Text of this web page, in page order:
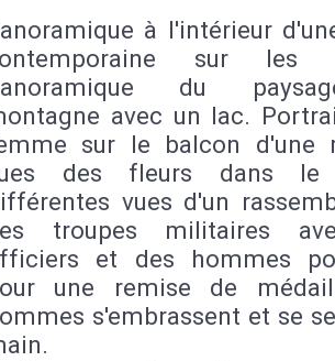
à l'intérieur
sur les
du
avec un lac.
sur le balcon d'une
des fleurs dans le
vues d'un
troupes militaires
et des hommes
une remise de
s'embrassent et se